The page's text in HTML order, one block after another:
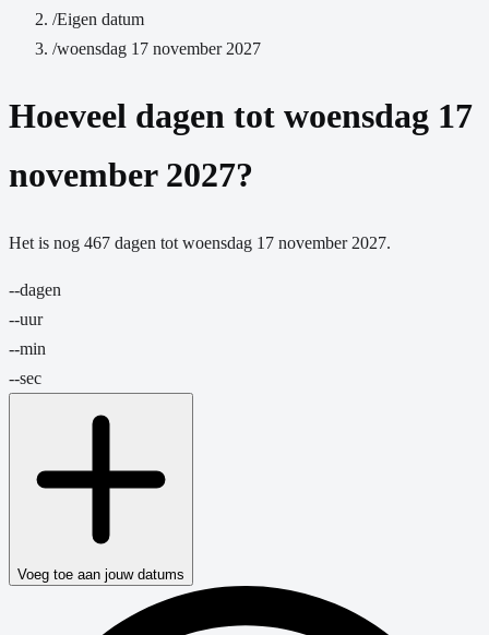
/Eigen datum
/woensdag 17 november 2027
Hoeveel dagen tot woensdag 17
november 2027?
Het is nog 467 dagen tot woensdag 17 november 2027.
--dagen
--uur
--min
--sec
Voeg toe aan jouw datums